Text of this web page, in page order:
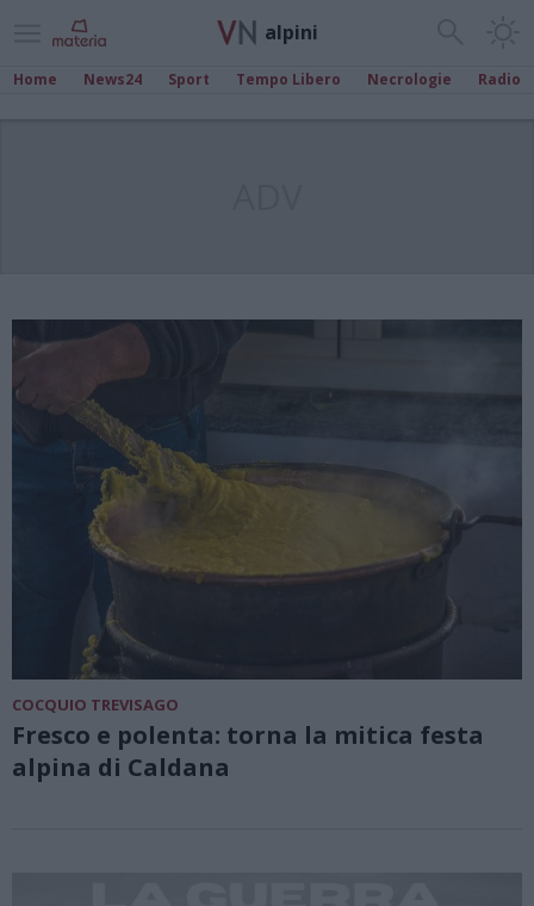
alpini
Home News24 Sport Tempo Libero Necrologie Radio
COCQUIO TREVISAGO
Fresco e polenta: torna la mitica festa
alpina di Caldana